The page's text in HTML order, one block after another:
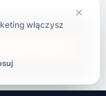
włączysz